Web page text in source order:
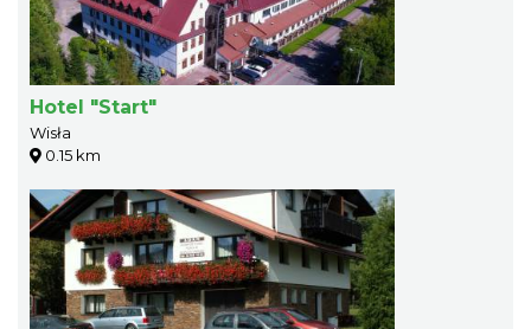
Hotel "Start"
Wisła
0.15 km